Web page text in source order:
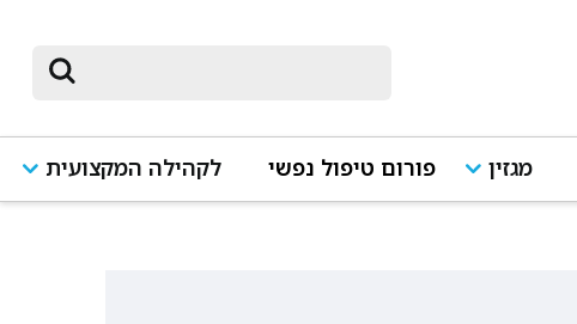
מגזין פורום טיפול נפשי לקהילה המקצועית